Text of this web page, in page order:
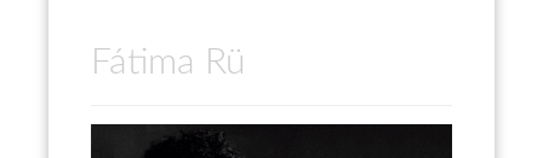
Fátima Rü